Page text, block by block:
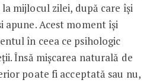
mijlocul zilei, după care își
apune. Acest moment își
în ceea ce psihologic
Însă mișcarea naturală de
poate fi acceptată sau nu,